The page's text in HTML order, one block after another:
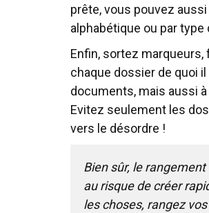
prête, vous pouvez
alphabétique ou par
Enfin, sortez
chaque dossier de quoi
documents, mais aussi
Evitez seulement les
vers le désordre !
Bien sûr, le
au risque de créer
les choses, rangez